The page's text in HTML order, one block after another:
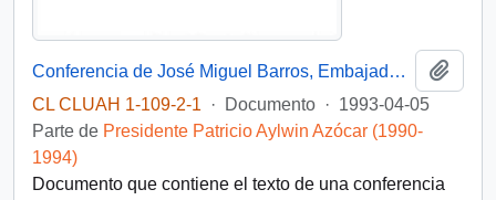
Conferencia de José Miguel Barros, Embajador de Chile en Francia, en el Centre des Hautes Etudes de l’Armement, sobre evolución histórica, política y relaciones internacionales de Chile
CL CLUAH 1-109-2-1
· Documento · 1993-04-05
Parte de Presidente Patricio Aylwin Azócar (1990-
1994)
Documento que contiene el texto de una conferencia